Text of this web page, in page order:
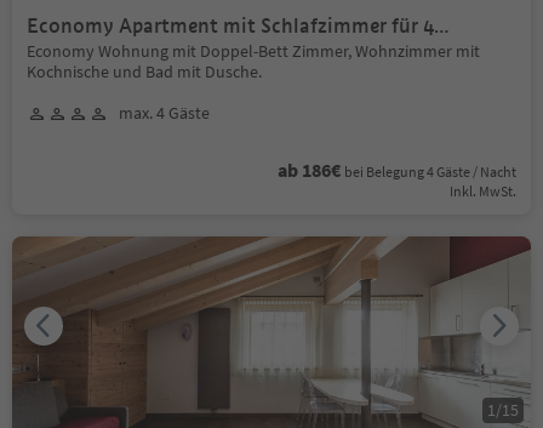
Economy Apartment mit Schlafzimmer für 4
Personen
Economy Wohnung mit Doppel-Bett Zimmer, Wohnzimmer mit
Kochnische und Bad mit Dusche.
max. 4 Gäste
ab 186€ bei Belegung 4 Gäste / Nacht
Inkl. MwSt.
1/15